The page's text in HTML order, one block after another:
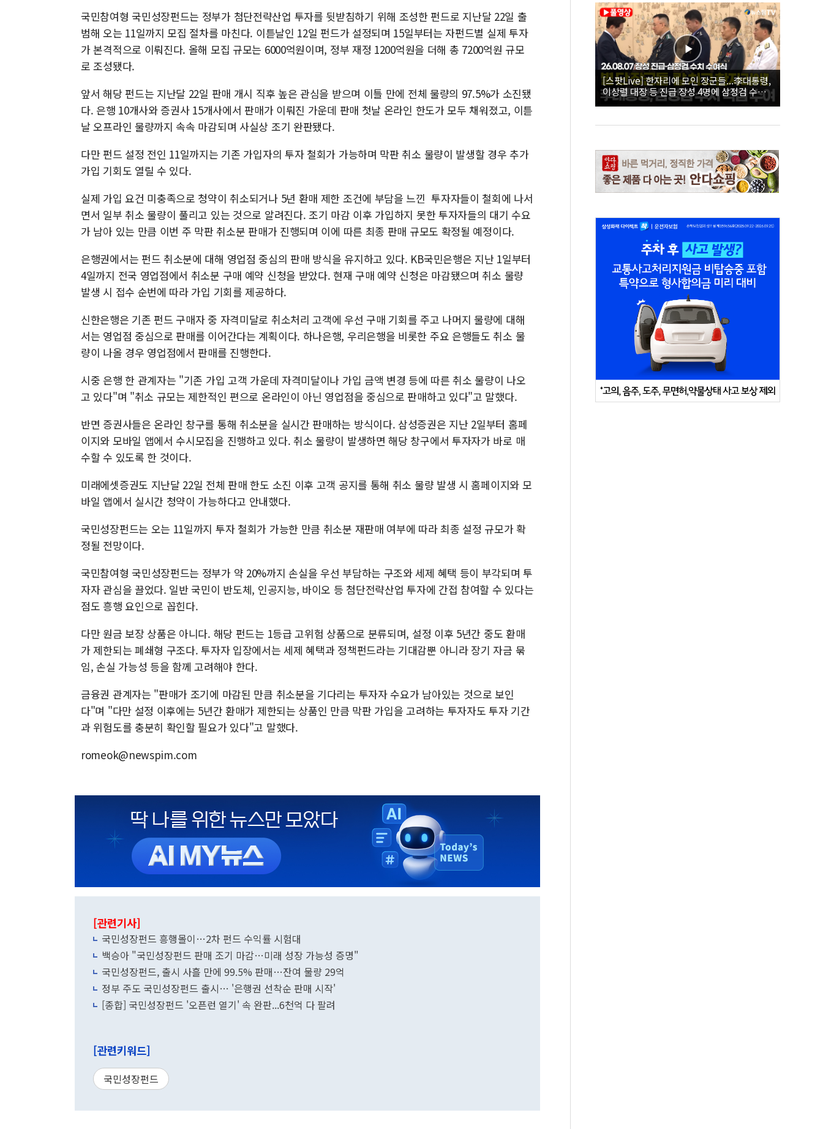
국민참여형 국민성장펀드는 정부가 첨단전략산업 투자를 뒷받침하기 위해 조성한 펀드로 지난달 22일 출
범해 오는 11일까지 모집 절차를 마친다. 이튿날인 12일 펀드가 설정되며 15일부터는 자펀드별 실제 투자
가 본격적으로 이뤄진다. 올해 모집 규모는 6000억원이며, 정부 재정 1200억원을 더해 총 7200억원 규모
로 조성됐다.
앞서 해당 펀드는 지난달 22일 판매 개시 직후 높은 관심을 받으며 이틀 만에 전체 물량의 97.5%가 소진됐
다. 은행 10개사와 증권사 15개사에서 판매가 이뤄진 가운데 판매 첫날 온라인 한도가 모두 채워졌고, 이튿
날 오프라인 물량까지 속속 마감되며 사실상 조기 완판됐다.
다만 펀드 설정 전인 11일까지는 기존 가입자의 투자 철회가 가능하며 막판 취소 물량이 발생할 경우 추가
가입 기회도 열릴 수 있다.
실제 가입 요건 미충족으로 청약이 취소되거나 5년 환매 제한 조건에 부담을 느낀 투자자들이 철회에 나서
면서 일부 취소 물량이 풀리고 있는 것으로 알려진다. 조기 마감 이후 가입하지 못한 투자자들의 대기 수요
가 남아 있는 만큼 이번 주 막판 취소분 판매가 진행되며 이에 따른 최종 판매 규모도 확정될 예정이다.
은행권에서는 펀드 취소분에 대해 영업점 중심의 판매 방식을 유지하고 있다. KB국민은행은 지난 1일부터
4일까지 전국 영업점에서 취소분 구매 예약 신청을 받았다. 현재 구매 예약 신청은 마감됐으며 취소 물량
발생 시 접수 순번에 따라 가입 기회를 제공하다.
신한은행은 기존 펀드 구매자 중 자격미달로 취소처리 고객에 우선 구매 기회를 주고 나머지 물량에 대해
서는 영업점 중심으로 판매를 이어간다는 계획이다. 하나은행, 우리은행을 비롯한 주요 은행들도 취소 물
량이 나올 경우 영업점에서 판매를 진행한다.
시중 은행 한 관계자는 "기존 가입 고객 가운데 자격미달이나 가입 금액 변경 등에 따른 취소 물량이 나오
고 있다"며 "취소 규모는 제한적인 편으로 온라인이 아닌 영업점을 중심으로 판매하고 있다"고 말했다.
반면 증권사들은 온라인 창구를 통해 취소분을 실시간 판매하는 방식이다. 삼성증권은 지난 2일부터 홈페
이지와 모바일 앱에서 수시모집을 진행하고 있다. 취소 물량이 발생하면 해당 창구에서 투자자가 바로 매
수할 수 있도록 한 것이다.
미래에셋증권도 지난달 22일 전체 판매 한도 소진 이후 고객 공지를 통해 취소 물량 발생 시 홈페이지와 모
바일 앱에서 실시간 청약이 가능하다고 안내했다.
국민성장펀드는 오는 11일까지 투자 철회가 가능한 만큼 취소분 재판매 여부에 따라 최종 설정 규모가 확
정될 전망이다.
국민참여형 국민성장펀드는 정부가 약 20%까지 손실을 우선 부담하는 구조와 세제 혜택 등이 부각되며 투
자자 관심을 끌었다. 일반 국민이 반도체, 인공지능, 바이오 등 첨단전략산업 투자에 간접 참여할 수 있다는
점도 흥행 요인으로 꼽힌다.
다만 원금 보장 상품은 아니다. 해당 펀드는 1등급 고위험 상품으로 분류되며, 설정 이후 5년간 중도 환매
가 제한되는 폐쇄형 구조다. 투자자 입장에서는 세제 혜택과 정책펀드라는 기대감뿐 아니라 장기 자금 묶
임, 손실 가능성 등을 함께 고려해야 한다.
금융권 관계자는 "판매가 조기에 마감된 만큼 취소분을 기다리는 투자자 수요가 남아있는 것으로 보인
다"며 "다만 설정 이후에는 5년간 환매가 제한되는 상품인 만큼 막판 가입을 고려하는 투자자도 투자 기간
과 위험도를 충분히 확인할 필요가 있다"고 말했다.
romeok@newspim.com
[관련기사]
국민성장펀드 흥행몰이…2차 펀드 수익률 시험대
백승아 "국민성장펀드 판매 조기 마감…미래 성장 가능성 증명"
국민성장펀드, 출시 사흘 만에 99.5% 판매…잔여 물량 29억
정부 주도 국민성장펀드 출시… '은행권 선착순 판매 시작'
[종합] 국민성장펀드 '오픈런 열기' 속 완판...6천억 다 팔려
[관련키워드]
국민성장펀드
[스팟Live] 한자리에 모인 장군들...李대통령,
이상렬 대장 등 진급 장성 4명에 삼정검 수치
직접 수여｜26.08.07 장성 진급·삼정검 수치